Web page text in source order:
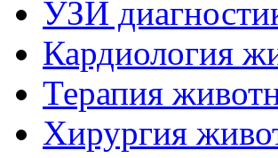
УЗИ
Кардиология
Терапия
Хирургия